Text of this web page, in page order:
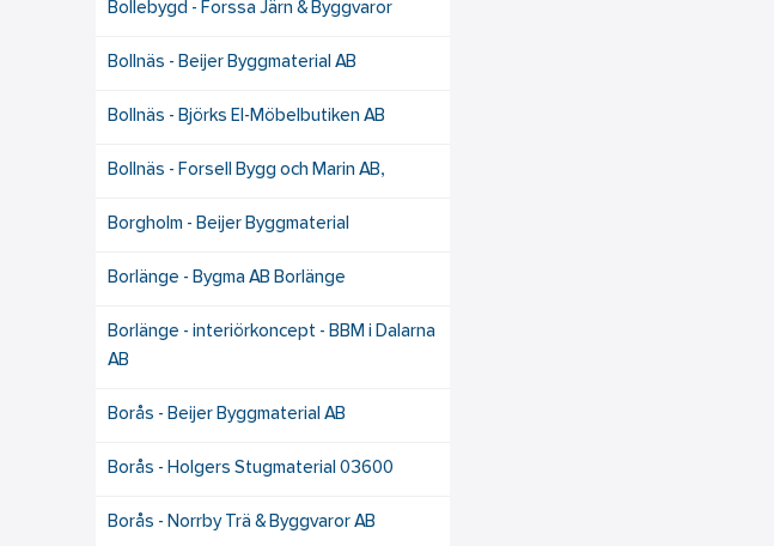
Bollebygd - Forssa Järn & Byggvaror
Bollnäs - Beijer Byggmaterial AB
Bollnäs - Björks El-Möbelbutiken AB
Bollnäs - Forsell Bygg och Marin AB,
Borgholm - Beijer Byggmaterial
Borlänge - Bygma AB Borlänge
Borlänge - interiörkoncept - BBM i Dalarna
AB
Borås - Beijer Byggmaterial AB
Borås - Holgers Stugmaterial 03600
Borås - Norrby Trä & Byggvaror AB